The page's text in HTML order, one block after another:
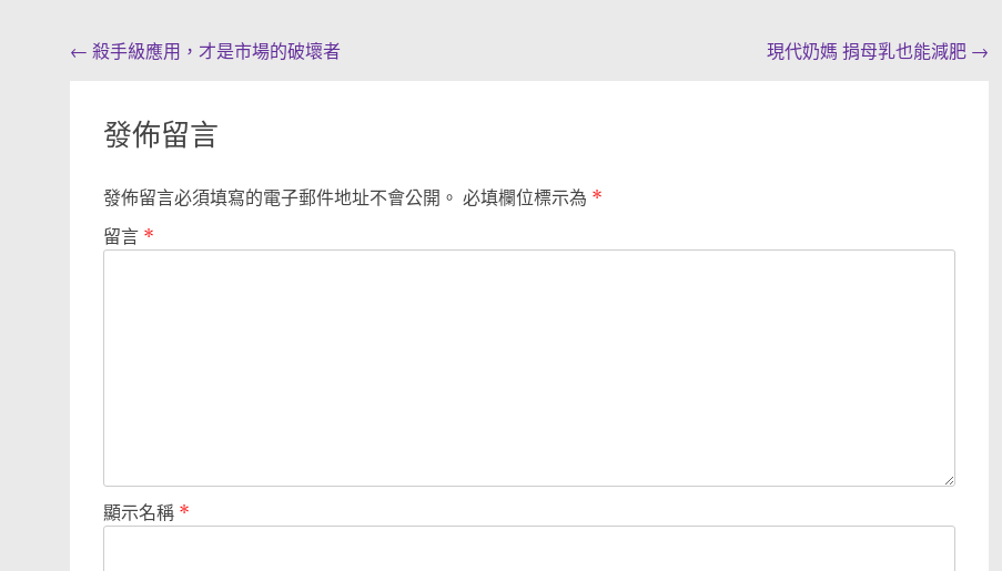
Post
← 殺手級應用，才是市場的破壞者 現代奶媽 捐母乳也能減肥 →
發佈留言
發佈留言必須填寫的電子郵件地址不會公開。 必填欄位標示為 *
留言 *
顯示名稱 *